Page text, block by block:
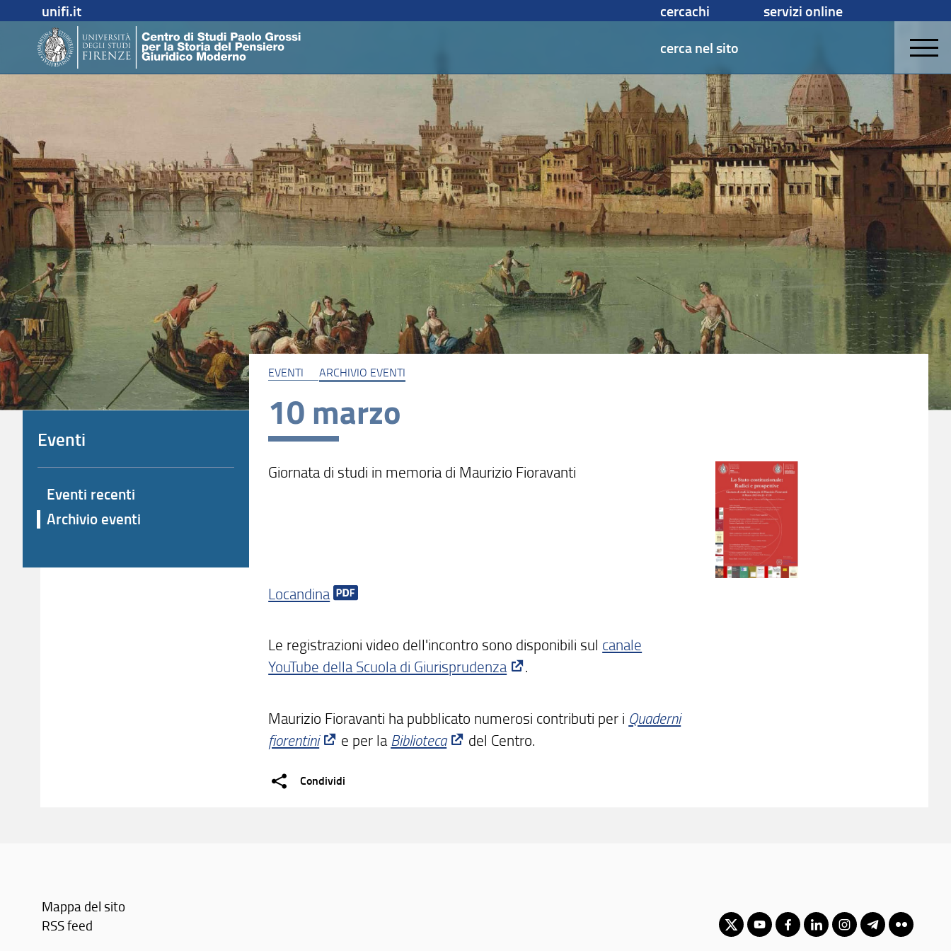
unifi.it cercachi
servizi online
cerca nel sito
EVENTI ARCHIVIO EVENTI
10 marzo
Giornata di studi in memoria di Maurizio Fioravanti
Locandina
Le registrazioni video dell'incontro sono disponibili sul canale
YouTube della Scuola di Giurisprudenza
.
Maurizio Fioravanti ha pubblicato numerosi contributi per i Quaderni
fiorentini
e per laBiblioteca del Centro.
Condividi
Eventi
Eventi recenti
Archivio eventi
Mappa del sito
RSS feed